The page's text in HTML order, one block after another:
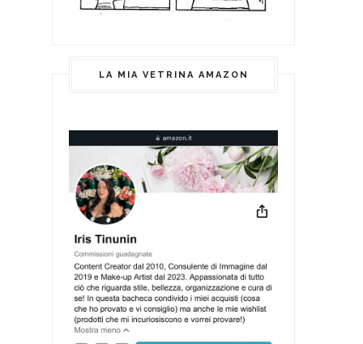
LA MIA VETRINA AMAZON